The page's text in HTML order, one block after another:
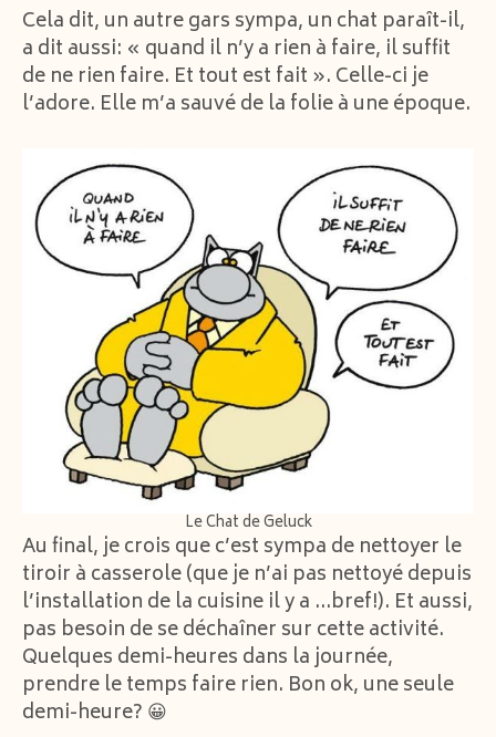
Cela dit, un autre gars sympa, un chat paraît-il,
a dit aussi: « quand il n’y a rien à faire, il suffit
de ne rien faire. Et tout est fait ». Celle-ci je
l’adore. Elle m’a sauvé de la folie à une époque.
Le Chat de Geluck
Au final, je crois que c’est sympa de nettoyer le
tiroir à casserole (que je n’ai pas nettoyé depuis
l’installation de la cuisine il y a …bref!). Et aussi,
pas besoin de se déchaîner sur cette activité.
Quelques demi-heures dans la journée,
prendre le temps faire rien. Bon ok, une seule
demi-heure? 😀